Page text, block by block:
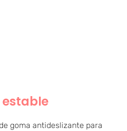
estable
goma antideslizante para